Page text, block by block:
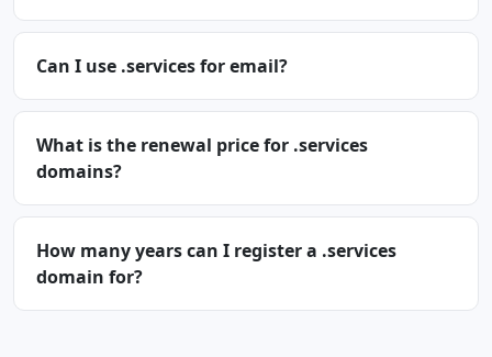
Can I use .services for email?
What is the renewal price for .services
domains?
How many years can I register a .services
domain for?